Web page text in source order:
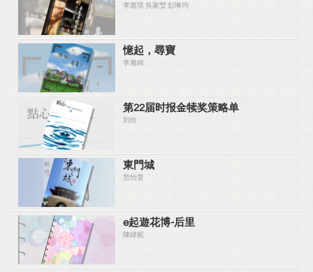
李茵琪 吳家瑩 彭琳均
憶起，尋寶
李雅綺
第22届时报金犊奖策略单
刘欣
東門城
范怡萱
e起遊花博-后里
陳緯秜